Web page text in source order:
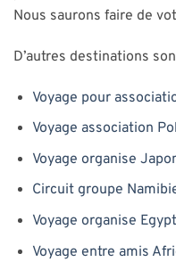
Nous saurons faire de
D’autres destinations
Voyage pour
Voyage association
Voyage organise
Circuit groupe
Voyage organise
Voyage entre amis